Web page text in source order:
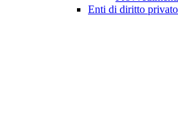
Enti di diritto